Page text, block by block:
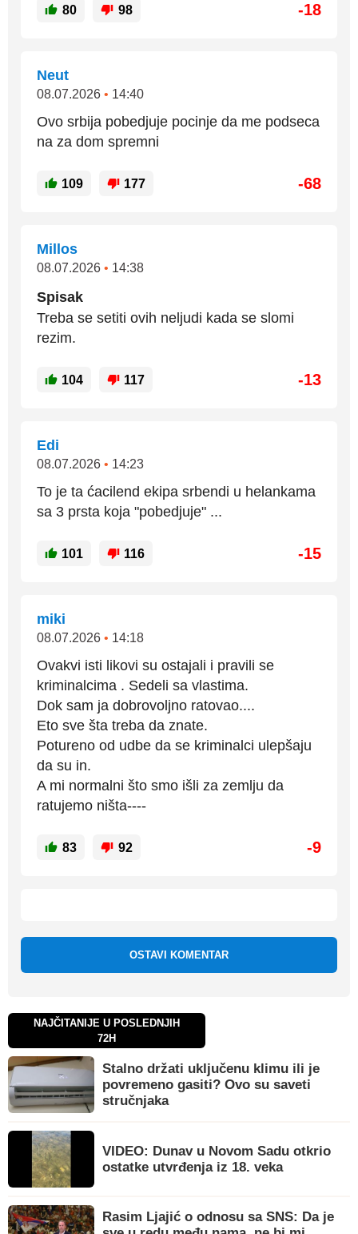
80 98 -18
Neut
08.07.2026 • 14:40
Ovo srbija pobedjuje pocinje da me podseca
na za dom spremni
109 177 -68
Millos
08.07.2026 • 14:38
Spisak
Treba se setiti ovih neljudi kada se slomi
rezim.
104 117 -13
Edi
08.07.2026 • 14:23
To je ta ćacilend ekipa srbendi u helankama
sa 3 prsta koja "pobedjuje" ...
101 116 -15
miki
08.07.2026 • 14:18
Ovakvi isti likovi su ostajali i pravili se
kriminalcima . Sedeli sa vlastima.
Dok sam ja dobrovoljno ratovao....
Eto sve šta treba da znate.
Potureno od udbe da se kriminalci ulepšaju
da su in.
A mi normalni što smo išli za zemlju da
ratujemo ništa----
83 92 -9
OSTAVI KOMENTAR
NAJČITANIJE U POSLEDNJIH
72H
Stalno držati uključenu klimu ili je
povremeno gasiti? Ovo su saveti
stručnjaka
VIDEO: Dunav u Novom Sadu otkrio
ostatke utvrđenja iz 18. veka
Rasim Ljajić o odnosu sa SNS: Da je